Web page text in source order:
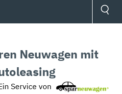
Neuwagen mit
Service von